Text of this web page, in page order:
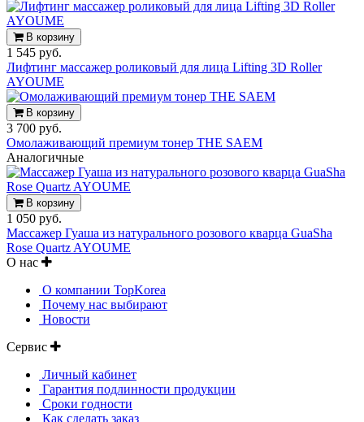
В корзину
1 545 руб.
Лифтинг массажер роликовый для лица Lifting 3D Roller
AYOUME
В корзину
3 700 руб.
Омолаживающий премиум тонер THE SAEM
Аналогичные
В корзину
1 050 руб.
Массажер Гуаша из натурального розового кварца GuaSha
Rose Quartz AYOUME
О нас
О компании TopKorea
Почему нас выбирают
Новости
Сервис
Личный кабинет
Гарантия подлинности продукции
Сроки годности
Как сделать заказ